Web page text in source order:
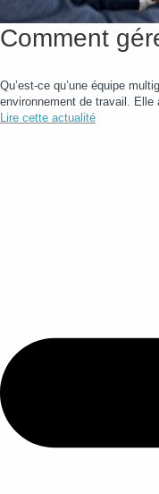
Comment
Qu’est-ce qu’une équipe
environnement de travail. Elle
Lire cette actualité